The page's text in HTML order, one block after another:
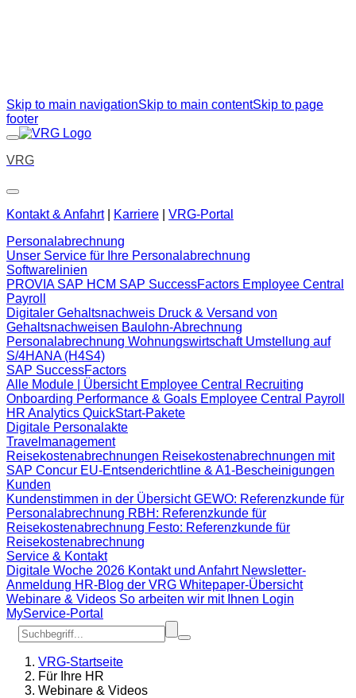
Skip to main navigationSkip to main contentSkip to page
footer
VRG
Kontakt & Anfahrt| Karriere
VRG-Portal
Personalabrechnung
Unser Service für Ihre Personalabrechnung
Softwarelinien
PROVIA SAP HCM SAP SuccessFactors Employee Central
Payroll
Digitaler Gehaltsnachweis Druck & Versand von
Gehaltsnachweisen Baulohn-Abrechnung
Personalabrechnung Wohnungswirtschaft Umstellung auf
S/4HANA (H4S4)
SAP SuccessFactors
Alle Module | Übersicht Employee Central
Recruiting
Onboarding Performance & Goals Employee Central Payroll
HR Analytics QuickStart-Pakete
Digitale Personalakte
Travelmanagement
Reisekostenabrechnungen Reisekostenabrechnungen mit
SAP Concur EU-Entsenderichtline & A1-Bescheinigungen
Kunden
Kundenstimmen in der ÜbersichtGEWO: Referenzkunde für
Personalabrechnung RBH: Referenzkunde für
Reisekostenabrechnung Festo: Referenzkunde für
Reisekostenabrechnung
Service & Kontakt
Digitale Woche 2026 Kontakt und Anfahrt Newsletter-
Anmeldung HR-Blog der VRG Whitepaper-Übersicht
Webinare & Videos So arbeiten wir mit Ihnen Login
MyService-Portal
VRG-Startseite
Für Ihre HR
Webinare & Videos